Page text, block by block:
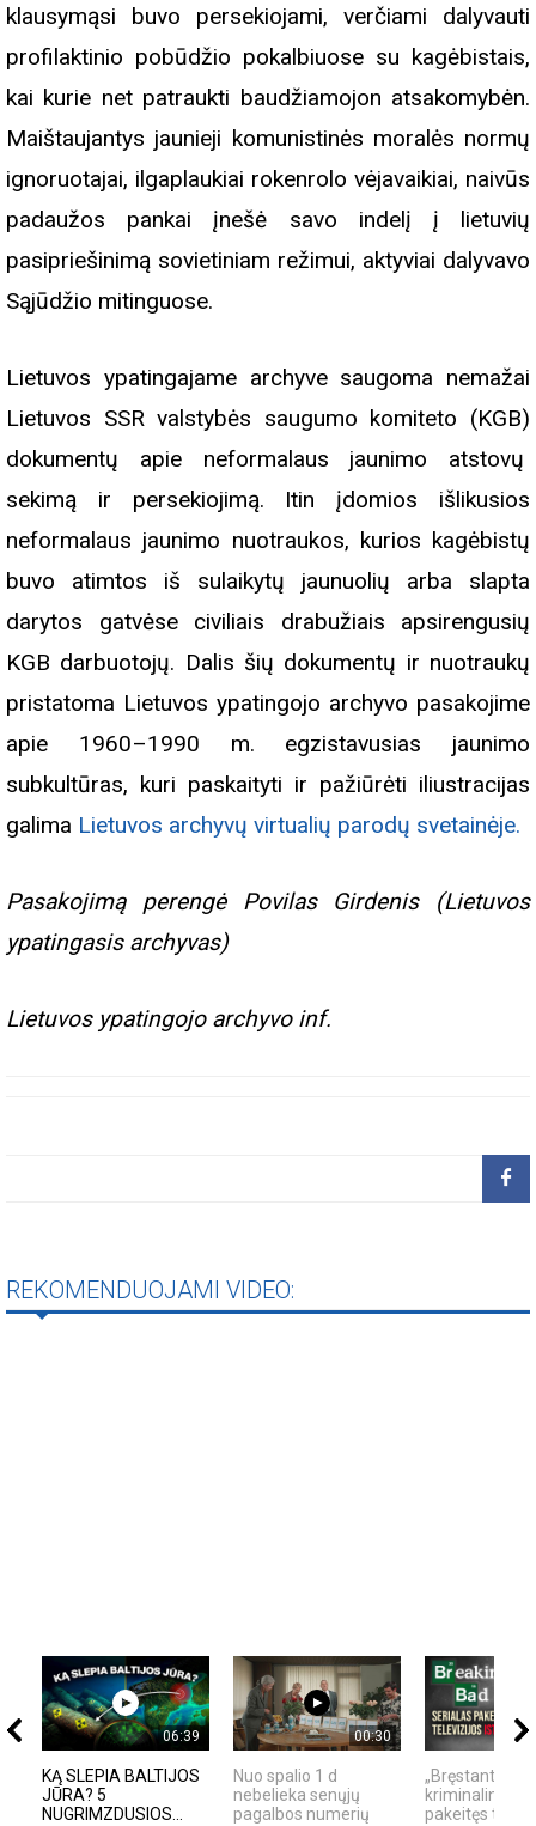
klausymąsi buvo persekiojami, verčiami dalyvauti
profilaktinio pobūdžio pokalbiuose su kagėbistais,
kai kurie net patraukti baudžiamojon atsakomybėn.
Maištaujantys jaunieji komunistinės moralės normų
ignoruotajai, ilgaplaukiai rokenrolo vėjavaikiai, naivūs
padaužos pankai įnešė savo indelį į lietuvių
pasipriešinimą sovietiniam režimui, aktyviai dalyvavo
Sąjūdžio mitinguose.
Lietuvos ypatingajame archyve saugoma nemažai
Lietuvos SSR valstybės saugumo komiteto (KGB)
dokumentų apie neformalaus jaunimo atstovų
sekimą ir persekiojimą. Itin įdomios išlikusios
neformalaus jaunimo nuotraukos, kurios kagėbistų
buvo atimtos iš sulaikytų jaunuolių arba slapta
darytos gatvėse civiliais drabužiais apsirengusių
KGB darbuotojų. Dalis šių dokumentų ir nuotraukų
pristatoma Lietuvos ypatingojo archyvo pasakojime
apie 1960–1990 m. egzistavusias jaunimo
subkultūras, kuri paskaityti ir pažiūrėti iliustracijas
galima Lietuvos archyvų virtualių parodų svetainėje.
Pasakojimą perengė Povilas Girdenis (Lietuvos
ypatingasis archyvas)
Lietuvos ypatingojo archyvo inf.
REKOMENDUOJAMI VIDEO:
06:39
KĄ SLEPIA BALTIJOS
JŪRA? 5
NUGRIMZDUSIOS...
00:30
Nuo spalio 1 d
nebelieka senųjų
pagalbos numerių
„Bręstantis
kriminalinis
pakeitęs